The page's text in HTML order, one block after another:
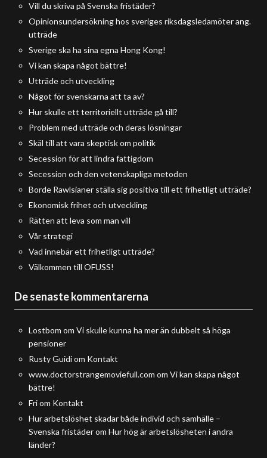
Vill du skriva på Svenska fristäder?
Opinionsundersökning hos sveriges riksdagsledamöter ang.
utträde
Sverige ska ha sina egna Hong Kong!
Vi kan skapa något bättre!
Utträde och utveckling
Något för svenskarna att ta av?
Hur skulle ett territoriellt utträde gå till?
Problem med utträde och deras lösningar
Skäl till att vara skeptisk om politik
Secession för att lindra fattigdom
Secession och den vetenskapliga metoden
Borde Rawlsianer ställa sig positiva till ett frihetligt utträde?
Ekonomisk frihet och utveckling
Rätten att leva som man vill
Vår strategi
Vad innebär ett frihetligt utträde?
Välkommen till OFUSS!
De senaste kommentarerna
Lostbom om Vi skulle kunna ha mer än dubbelt så höga
pensioner
Rusty Guidiom Kontakt
www.doctorstrangemoviefull.com om Vi kan skapa något
bättre!
Friom Kontakt
Hur arbetslöshet skadar både individ och samhälle –
Svenska fristäderom Hur hög är arbetslösheten i andra
länder?